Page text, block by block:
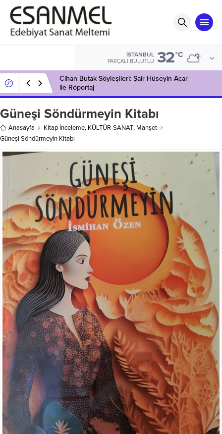
İSTANBUL
PARÇALI BULUTLU 32°C
Cihan Butak Söyleşileri: Şair Hüseyin Acar
ile Röportaj
Güneşi Söndürmeyin Kitabı
Anasayfa Kitap İnceleme, KÜLTÜR-SANAT, Manşet
Güneşi Söndürmeyin Kitabı